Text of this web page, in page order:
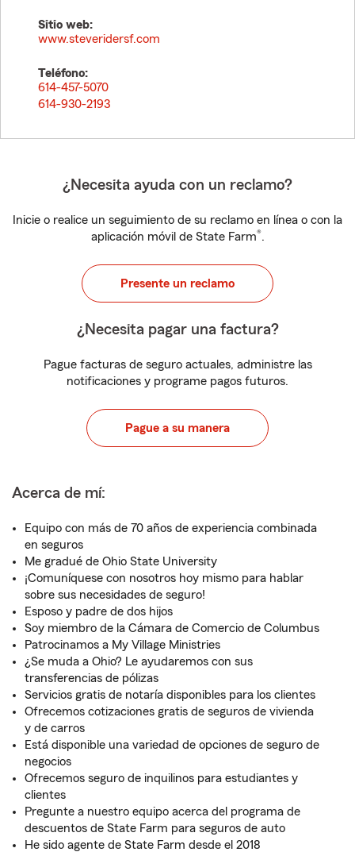
Sitio web:
www.steveridersf.com
Teléfono:
614-457-5070
614-930-2193
¿Necesita ayuda con un reclamo?
Inicie o realice un seguimiento de su reclamo en línea o con la
aplicación móvil de State Farm®.
Presente un reclamo
¿Necesita pagar una factura?
Pague facturas de seguro actuales, administre las
notificaciones y programe pagos futuros.
Pague a su manera
Acerca de mí:
Equipo con más de 70 años de experiencia combinada
en seguros
Me gradué de Ohio State University
¡Comuníquese con nosotros hoy mismo para hablar
sobre sus necesidades de seguro!
Esposo y padre de dos hijos
Soy miembro de la Cámara de Comercio de Columbus
Patrocinamos a My Village Ministries
¿Se muda a Ohio? Le ayudaremos con sus
transferencias de pólizas
Servicios gratis de notaría disponibles para los clientes
Ofrecemos cotizaciones gratis de seguros de vivienda
y de carros
Está disponible una variedad de opciones de seguro de
negocios
Ofrecemos seguro de inquilinos para estudiantes y
clientes
Pregunte a nuestro equipo acerca del programa de
descuentos de State Farm para seguros de auto
He sido agente de State Farm desde el 2018